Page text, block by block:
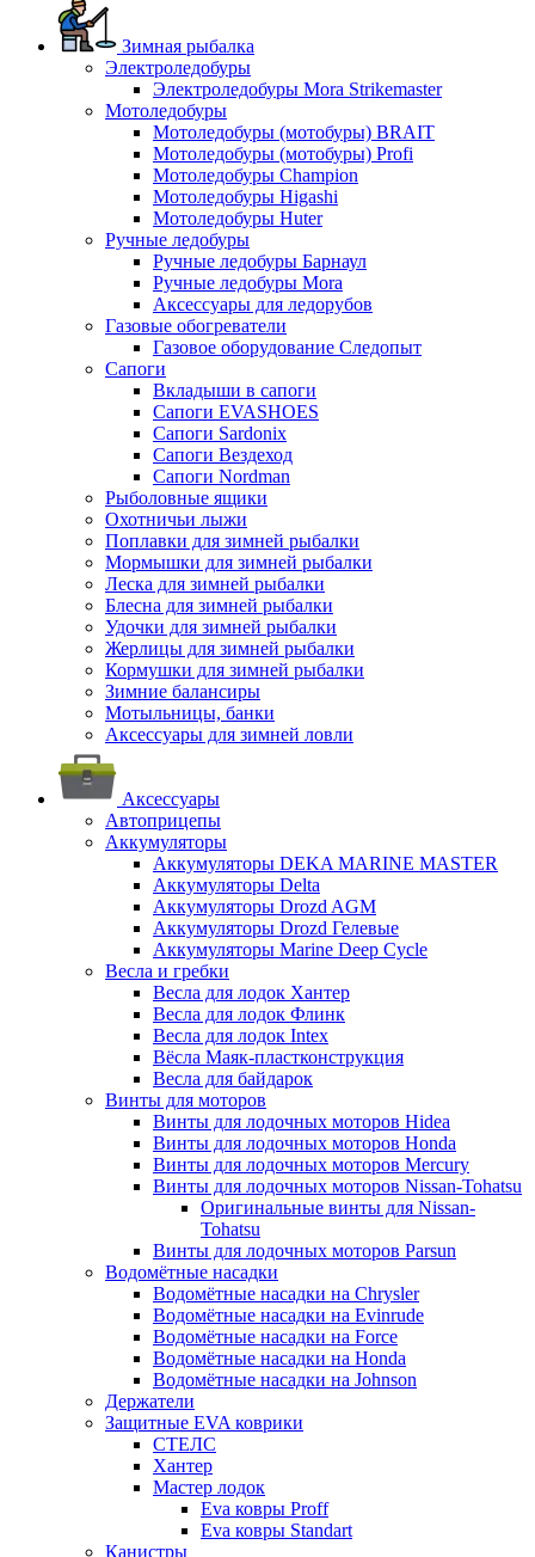
Зимная рыбалка
Электроледобуры
Электроледобуры Mora Strikemaster
Мотоледобуры
Мотоледобуры (мотобуры) BRAIT
Мотоледобуры (мотобуры) Profi
Мотоледобуры Champion
Мотоледобуры Higashi
Мотоледобуры Huter
Ручные ледобуры
Ручные ледобуры Барнаул
Ручные ледобуры Mora
Аксессуары для ледорубов
Газовые обогреватели
Газовое оборудование Следопыт
Сапоги
Вкладыши в сапоги
Сапоги EVASHOES
Сапоги Sardonix
Сапоги Вездеход
Сапоги Nordman
Рыболовные ящики
Охотничьи лыжи
Поплавки для зимней рыбалки
Мормышки для зимней рыбалки
Леска для зимней рыбалки
Блесна для зимней рыбалки
Удочки для зимней рыбалки
Жерлицы для зимней рыбалки
Кормушки для зимней рыбалки
Зимние балансиры
Мотыльницы, банки
Аксессуары для зимней ловли
Аксессуары
Автоприцепы
Аккумуляторы
Аккумуляторы DEKA MARINE MASTER
Аккумуляторы Delta
Аккумуляторы Drozd AGM
Аккумуляторы Drozd Гелевые
Аккумуляторы Marine Deep Cycle
Весла и гребки
Весла для лодок Хантер
Весла для лодок Флинк
Весла для лодок Intex
Вёсла Маяк-пластконструкция
Весла для байдарок
Винты для моторов
Винты для лодочных моторов Hidea
Винты для лодочных моторов Honda
Винты для лодочных моторов Mercury
Винты для лодочных моторов Nissan-Tohatsu
Оригинальные винты для Nissan-
Tohatsu
Винты для лодочных моторов Parsun
Водомётные насадки
Водомётные насадки на Chrysler
Водомётные насадки на Evinrude
Водомётные насадки на Force
Водомётные насадки на Honda
Водомётные насадки на Johnson
Держатели
Защитные EVA коврики
СТЕЛС
Хантер
Мастер лодок
Eva ковры Proff
Eva ковры Standart
Канистры